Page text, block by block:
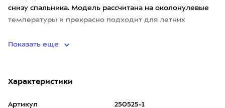
снизу спальника. Модель рассчитана на околонулевые
температуры и прекрасно подходит для летних
Показать еще
Характеристики
Артикул 250525-1